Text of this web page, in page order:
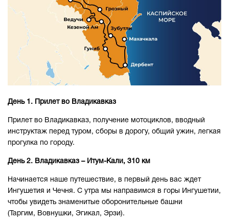
День 1. Прилет во Владикавказ
Прилет во Владикавказ, получение мотоциклов, вводный
инструктаж перед туром, сборы в дорогу, общий ужин, легкая
прогулка по городу.
День 2. Владикавказ –Итум-Кали, 310 км
Начинается наше путешествие, в первый день вас ждет
Ингушетия и Чечня. С утра мы направимся в горы Ингушетии,
чтобы увидеть знаменитые оборонительные башни
(Таргим, Вовнушки, Эгикал, Эрзи).